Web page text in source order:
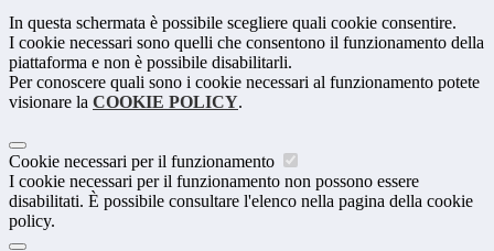
In questa schermata è possibile scegliere quali cookie consentire.
I cookie necessari sono quelli che consentono il funzionamento della
piattaforma e non è possibile disabilitarli.
Per conoscere quali sono i cookie necessari al funzionamento potete
visionare la COOKIE POLICY.
Cookie necessari per il funzionamento
I cookie necessari per il funzionamento non possono essere
disabilitati. È possibile consultare l'elenco nella pagina della cookie
policy.